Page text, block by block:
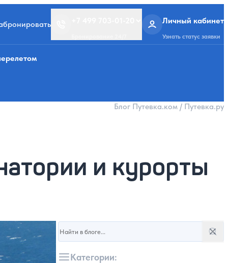
Личный кабинет
Узнать статус заявки
и курорты
Блог Путевка.ком / Путевка.ру
Категории:
03.09.2024